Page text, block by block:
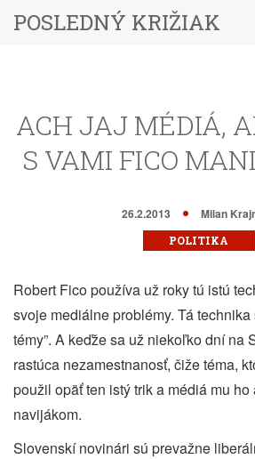
POSLEDNÝ KRIŽIAK
ACH JAJ MÉDIÁ,
S VAMI FICO
26.2.2013 Milan
POLITIKA
Robert Fico používa už roky tú istú
svoje mediálne problémy. Tá technika
témy”. A keďže sa už niekoľko dní na
rastúca nezamestnanosť, čiže téma,
použil opäť ten istý trik a médiá mu
navijákom.
Slovenskí novinári sú prevažne